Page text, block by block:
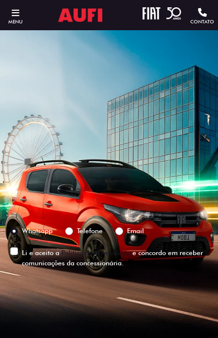
MENU CONTATO
ESTOU INTERESSADO
Versão escolhida
Preferência de contato:
Whatsapp
Telefone Email
Li e aceito aPolítica de Privacidadee concordo em receber
comunicações da concessionária.
ENTRAR EM CONTATO